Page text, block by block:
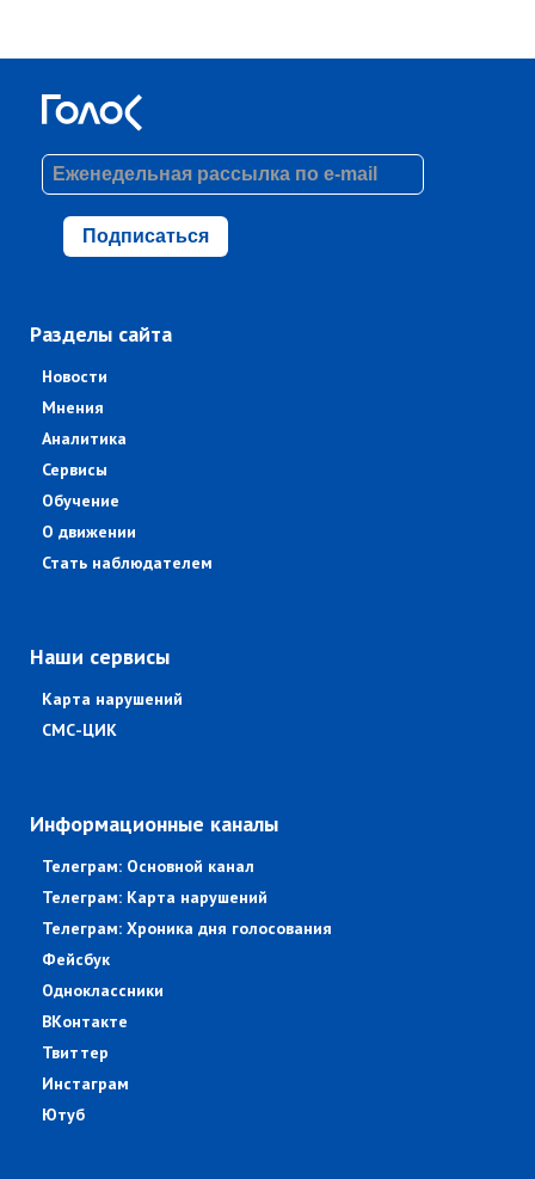
Подписаться
Разделы сайта
Новости
Мнения
Аналитика
Сервисы
Обучение
О движении
Стать наблюдателем
Наши сервисы
Карта нарушений
СМС-ЦИК
Информационные каналы
Телеграм: Основной канал
Телеграм: Карта нарушений
Телеграм: Хроника дня голосования
Фейсбук
Одноклассники
ВКонтакте
Твиттер
Инстаграм
Ютуб